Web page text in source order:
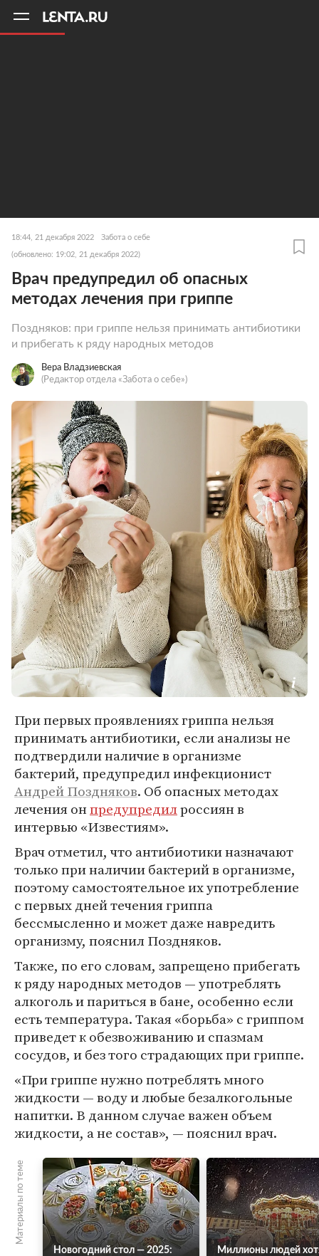
18:44, 21 декабря 2022 Забота о себе
(обновлено: 19:02, 21 декабря 2022)
Врач предупредил об опасных
методах лечения при гриппе
Поздняков: при гриппе нельзя принимать антибиотики
и прибегать к ряду народных методов
Вера Владзиевская
(Редактор отдела «Забота о себе»)
При первых проявлениях гриппа нельзя
принимать антибиотики, если анализы не
подтвердили наличие в организме
бактерий, предупредил инфекционист
Андрей Поздняков. Об опасных методах
лечения онпредупредилроссиян в
интервью «Известиям».
Врач отметил, что антибиотики назначают
только при наличии бактерий в организме,
поэтому самостоятельное их употребление
с первых дней течения гриппа
бессмысленно и может даже навредить
организму, пояснил Поздняков.
Также, по его словам, запрещено прибегать
к ряду народных методов — употреблять
алкоголь и париться в бане, особенно если
есть температура. Такая «борьба» с гриппом
приведет к обезвоживанию и спазмам
сосудов, и без того страдающих при гриппе.
«При гриппе нужно потреблять много
жидкости — воду и любые безалкогольные
напитки. В данном случае важен объем
жидкости, а не состав», — пояснил врач.
Материалы по теме
Новогодний стол — 2025:
Миллионы людей